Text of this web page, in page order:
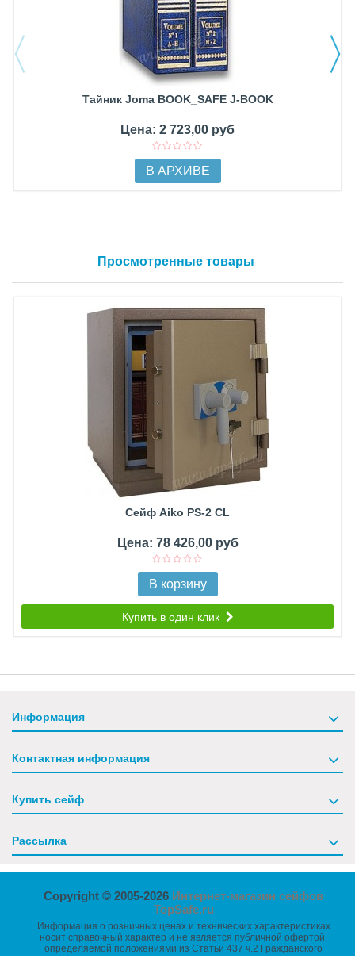
Тайник Joma BOOK_SAFE J-BOOK
Цена: 2 723,00 руб
В АРХИВЕ
Просмотренные товары
Сейф Aiko PS-2 CL
Цена: 78 426,00 руб
В корзину
Купить в один клик
Информация
Контактная информация
Купить сейф
Рассылка
Copyright © 2005-2026 Интернет-магазин сейфов
TopSafe.ru
Информация о розничных ценах и технических характеристиках
носит справочный характер и не является публичной офертой,
определяемой положениями из Статьи 437 ч.2 Гражданского